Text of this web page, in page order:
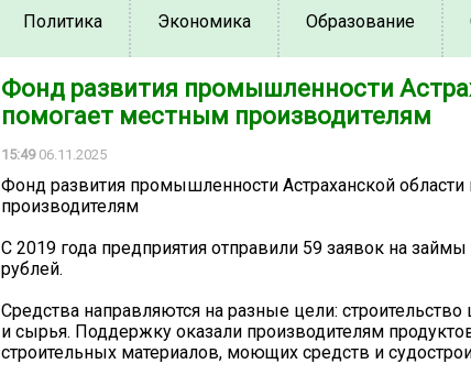
Политика Экономика Образование
Фонд развития промышленности
помогает местным производителям
15:4906.11.2025
Фонд развития промышленности Астраханской
производителям
С 2019 года предприятия отправили 59 заявок на
рублей.
Средства направляются на разные цели:
и сырья. Поддержку оказали производителям
строительных материалов, моющих средств и